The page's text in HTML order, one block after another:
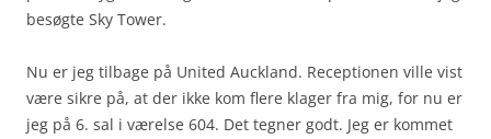
besøgte Sky Tower.
Nu er jeg tilbage på United Auckland. Receptionen ville vist
være sikre på, at der ikke kom flere klager fra mig, for nu er
jeg på 6. sal i værelse 604. Det tegner godt. Jeg er kommet